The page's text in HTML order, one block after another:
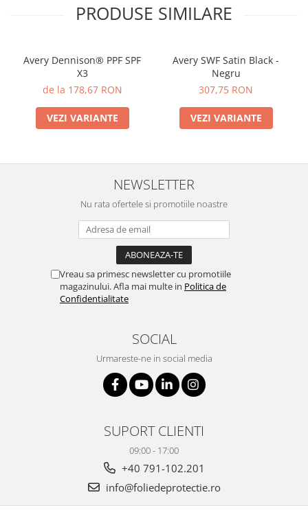
PRODUSE SIMILARE
Avery Dennison® PPF SPF
X3
de la 178,67 RON
VEZI VARIANTE
Avery SWF Satin Black -
Negru
307,75 RON
VEZI VARIANTE
NEWSLETTER
Nu rata ofertele si promotiile noastre
Vreau sa primesc newsletter cu promotiile
magazinului. Afla mai multe in Politica de
Confidentialitate
SOCIAL
Urmareste-ne in social media
SUPORT CLIENTI
09:00 - 17:00
+40 791-102.201
info@foliedeprotectie.ro